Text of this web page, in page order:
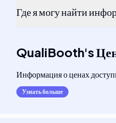
Где я могу найти
QualiBooth's
Информация о ценах
Узнать больше